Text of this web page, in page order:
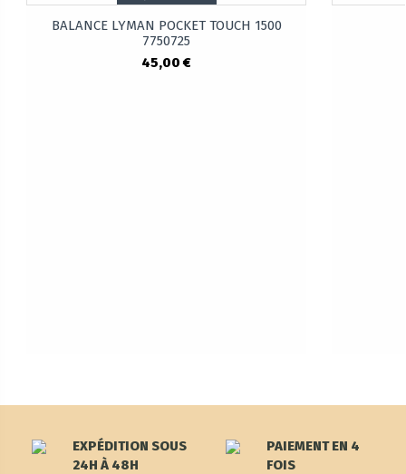
BALANCE LYMAN POCKET TOUCH 1500
7750725
45,00 €
EXPÉDITION SOUS
24H À 48H
PAIEMENT EN 4
FOIS